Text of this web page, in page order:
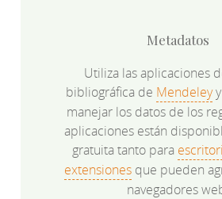
Metadatos
Utiliza las aplicaciones
bibliográfica de Mendeleyy
manejar los datos de los
aplicaciones están
gratuita tanto para
extensiones que pueden
navegadores